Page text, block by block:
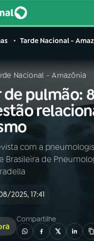
Buscar
AO VIVO
Tarde Nacional -
Nacional - Amazônia
de pulmão:
com a
Brasileira de
2025, 17:41
Compartilhe